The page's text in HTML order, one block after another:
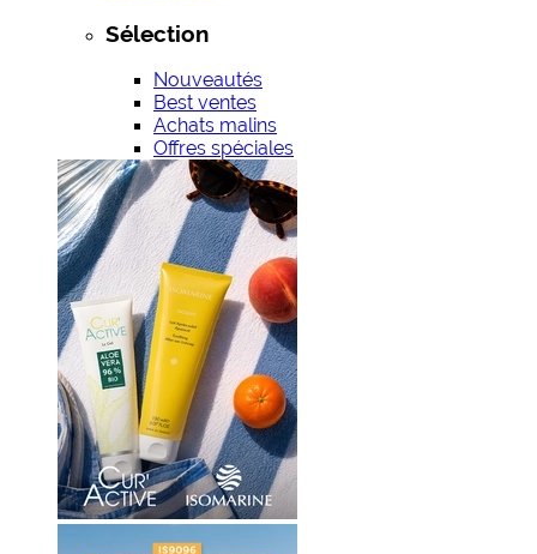
Sélection
Nouveautés
Best ventes
Achats malins
Offres spéciales